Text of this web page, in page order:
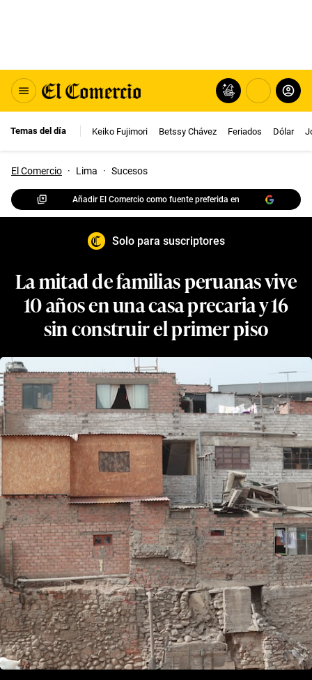
Temas del día Keiko Fujimori Betssy Chávez Feriados Dólar
El Comercio · Lima · Sucesos
Añadir El Comercio como fuente preferida en
Solo para suscriptores
La mitad de familias peruanas vive
10 años en una casa precaria y 16
sin construir el primer piso